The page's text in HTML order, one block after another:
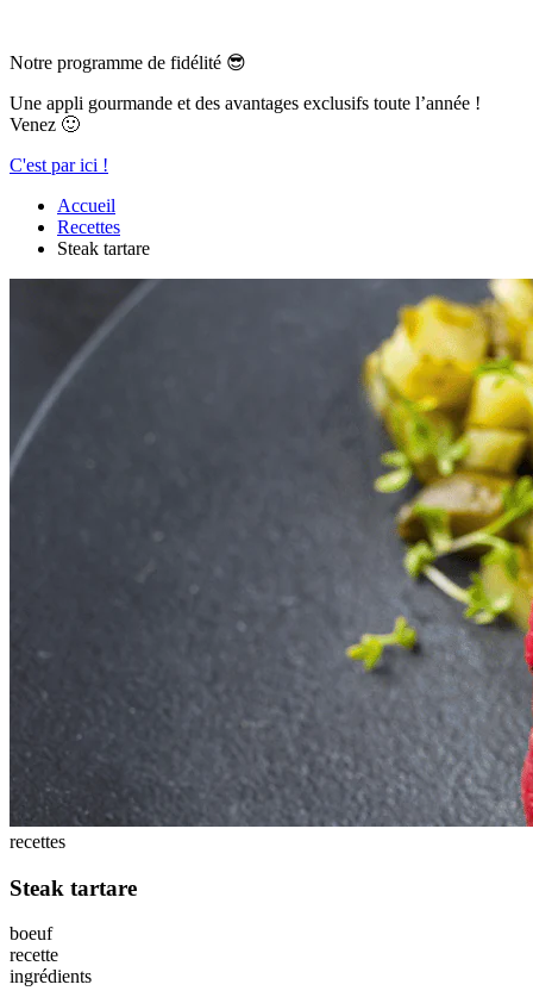
Notre programme de fidélité 😎
Une appli gourmande et des avantages exclusifs toute l’année !
Venez 🙂
C'est par ici !
Accueil
Recettes
Steak tartare
recettes
Steak tartare
boeuf
recette
ingrédients